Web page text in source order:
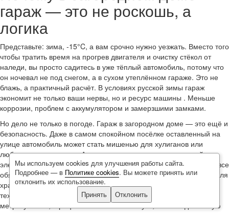
гараж — это не роскошь, а
логика
Представьте: зима, -15°C, а вам срочно нужно уезжать. Вместо того
чтобы тратить время на прогрев двигателя и очистку стёкол от
наледи, вы просто садитесь в уже тёплый автомобиль, потому что
он ночевал не под снегом, а в сухом утеплённом гараже. Это не
блажь, а практичный расчёт. В условиях русской зимы гараж
экономит не только ваши нервы, но и ресурс машины . Меньше
коррозии, проблем с аккумулятором и замерзшими замками.
Но дело не только в погоде. Гараж в загородном доме — это ещё и
безопасность. Даже в самом спокойном посёлке оставленный на
улице автомобиль может стать мишенью для хулиганов или
любопытных животных. А если у вас внедорожник с дорогой
электроникой или коллекционный авто, то крытое хранение и вовсе
обязательно. Плюс гараж — это дополнительное пространство для
хранения: от садового инвентаря до велосипедов и канистр с
техническими жидкостями. В итоге гараж не просто "съедает"
метры участка, а рационально их использует, освобождая жилую
Мы используем cookies для улучшения работы сайта.
Подробнее — в Политике cookies. Вы можете принять или
отклонить их использование.
Принять
Отклонить